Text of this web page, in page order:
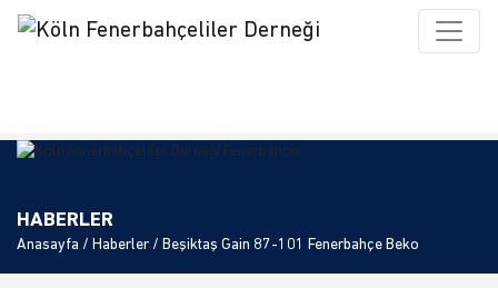
HABERLER
Anasayfa / Haberler / Beşiktaş Gain 87-101 Fenerbahçe Beko